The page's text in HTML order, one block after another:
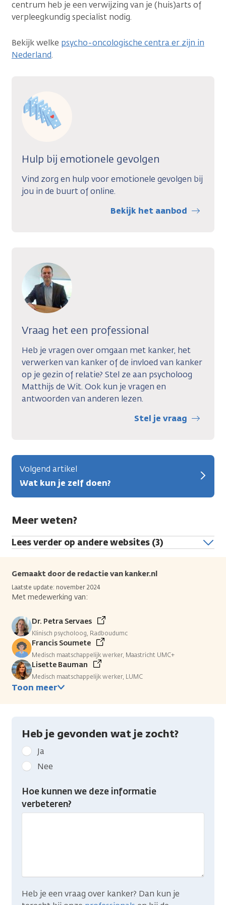
centrum heb je een verwijzing van je (huis)arts of
verpleegkundig specialist nodig.
Bekijk welke psycho-oncologische centra er zijn in
Nederland.
Hulp bij emotionele gevolgen
Vind zorg en hulp voor emotionele gevolgen bij
jou in de buurt of online.
Bekijk het aanbod
Vraag het een professional
Heb je vragen over omgaan met kanker, het
verwerken van kanker of de invloed van kanker
op je gezin of relatie? Stel ze aan psycholoog
Matthijs de Wit. Ook kun je vragen en
antwoorden van anderen lezen.
Stel je vraag
Volgend artikel
Wat kun je zelf doen?
Meer weten?
Lees verder op andere websites (3)
Gemaakt door de redactie van kanker.nl
Laatste update: november 2024
Met medewerking van:
Dr. Petra Servaes
Klinisch psycholoog, Radboudumc
Francis Soumete
Medisch maatschappelijk werker, Maastricht UMC+
Lisette Bauman
Medisch maatschappelijk werker, LUMC
Toon meer
Heb je gevonden wat je zocht?
Geef
kanker.nl
feedback:
Heb
gevonden
Ja
Nee
Hoe kunnen we deze informatie
verbeteren?
Heb je een vraag over kanker? Dan kun je